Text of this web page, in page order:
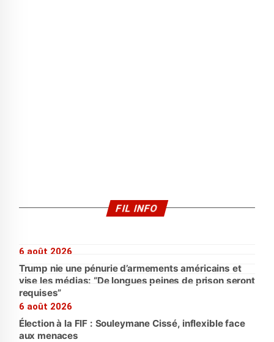
FIL INFO
6 août 2026
Trump nie une pénurie d’armements américains et
vise les médias: “De longues peines de prison seront
requises”
6 août 2026
Élection à la FIF : Souleymane Cissé, inflexible face
aux menaces